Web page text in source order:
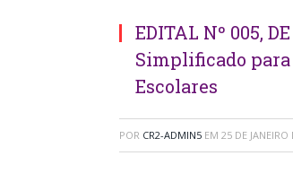
EDITAL Nº 005,
Simplificado para
Escolares
POR CR2-ADMIN5 EM 25 DE JANEIRO